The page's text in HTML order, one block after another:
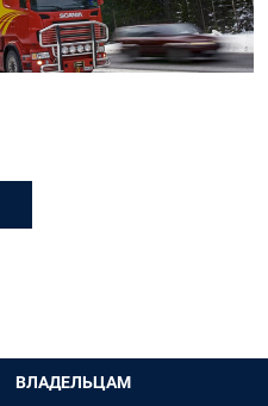
ВЛАДЕЛЬЦАМ